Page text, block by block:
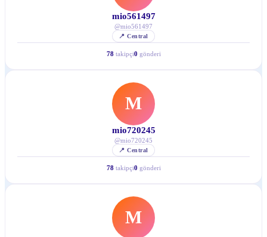
mio561497
@mio561497
📍Central
78 takipçi0 gönderi
M
mio720245
@mio720245
📍Central
78 takipçi0 gönderi
M